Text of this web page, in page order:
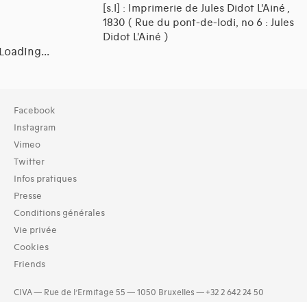
[s.l] : Imprimerie de Jules Didot L'Ainé ,
1830 ( Rue du pont-de-lodi, no 6 : Jules
Didot L'Ainé )
Collection
TOUT (14)
Bibliothèque (14)
Typologies documents
Livres (29)
1832 (2)
1833 (2)
1834 (8)
Facebook
Instagram
Vimeo
Twitter
Infos pratiques
Presse
Conditions générales
Vie privée
Cookies
Friends
CIVA — Rue de l’Ermitage 55 — 1050 Bruxelles — +32 2 642 24 50